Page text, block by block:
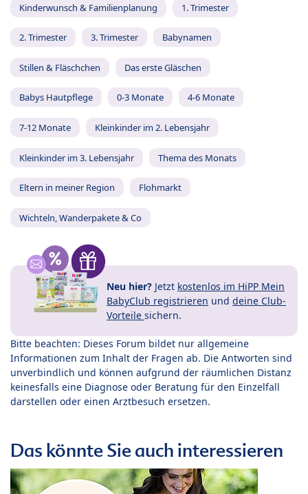
Kinderwunsch & Familienplanung 1. Trimester
2. Trimester 3. Trimester Babynamen
Stillen & Fläschchen Das erste Gläschen
Babys Hautpflege 0-3 Monate 4-6 Monate
7-12 Monate Kleinkinder im 2. Lebensjahr
Kleinkinder im 3. Lebensjahr Thema des Monats
Eltern in meiner Region Flohmarkt
Wichteln, Wanderpakete & Co
Neu hier? Jetzt kostenlos im HiPP Mein
BabyClub registrieren und deine Club-
Vorteile sichern.
Bitte beachten: Dieses Forum bildet nur allgemeine
Informationen zum Inhalt der Fragen ab. Die Antworten sind
unverbindlich und können aufgrund der räumlichen Distanz
keinesfalls eine Diagnose oder Beratung für den Einzelfall
darstellen oder einen Arztbesuch ersetzen.
Das könnte Sie auch interessieren